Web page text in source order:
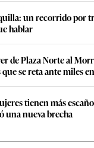
un recorrido por
hablar
de Plaza Norte al
que se reta ante miles
tienen más
una nueva brecha